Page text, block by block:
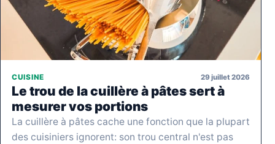
CUISINE 29 juillet 2026
Le trou de la cuillère à pâtes sert à
mesurer vos portions
La cuillère à pâtes cache une fonction que la plupart
des cuisiniers ignorent: son trou central n'est pas